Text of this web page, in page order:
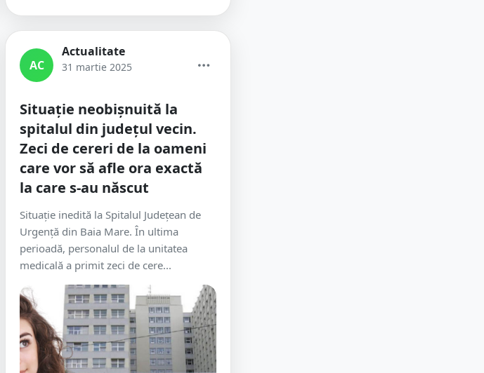
AC
Actualitate
31 martie 2025
Situație neobișnuită la
spitalul din județul vecin.
Zeci de cereri de la oameni
care vor să afle ora exactă
la care s-au născut
Situație inedită la Spitalul Județean de
Urgență din Baia Mare. În ultima
perioadă, personalul de la unitatea
medicală a primit zeci de cere...